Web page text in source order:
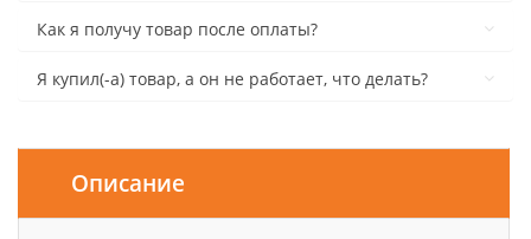
Как я получу товар после оплаты?
Я купил(-а) товар, а он не работает, что делать?
Описание